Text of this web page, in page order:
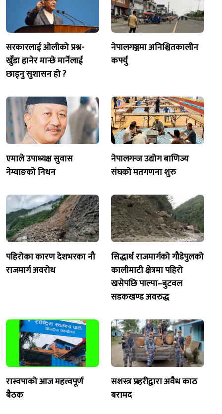
सरकारलाई ओलीको प्रश्न-
खुँडा हानेर मान्छे मार्नेलाई
छाड्नु सुशासन हो ?
नेपालगञ्जमा अनिश्चितकालीन
कर्फ्यु
एमाले उपाध्यक्ष सुवास
नेम्वाङको निधन
नेपालगन्ज उद्योग बाणिज्य
संघको मतगणना शुरु
पहिरोका कारण देशभरका नौ
राजमार्ग अवरोध
सिद्धार्थ राजमार्गको गौडेपुलको
कालीमाटी क्षेत्रमा पहिरो
खसेपछि पाल्पा–बुटवल
सडकखण्ड अवरुद्ध
रास्वपाको आज महत्त्वपूर्ण
बैठक
सशस्त्र प्रहरीद्वारा अवैध काठ
बरामद